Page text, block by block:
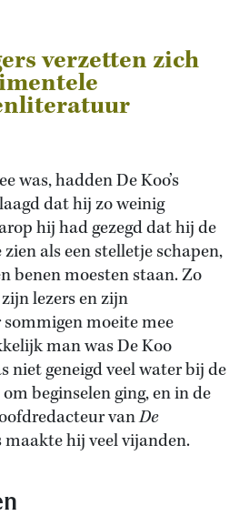
verzetten zich
was, hadden De Koo’s
dat hij zo weinig
hij had gezegd dat hij de
als een stelletje schapen,
benen moesten staan. Zo
lezers en zijn
moeite mee
man was De Koo
niet geneigd veel water bij de
beginselen ging, en in de
vanDe
hij veel vijanden.